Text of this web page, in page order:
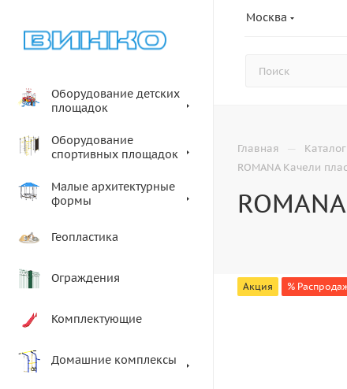
Москва
Оборудование детских
площадок
Оборудование
спортивных площадок
Малые архитектурные
формы
Геопластика
Ограждения
Комплектующие
Домашние комплексы
Главная — Каталог
ROMANA Качели
Акция %